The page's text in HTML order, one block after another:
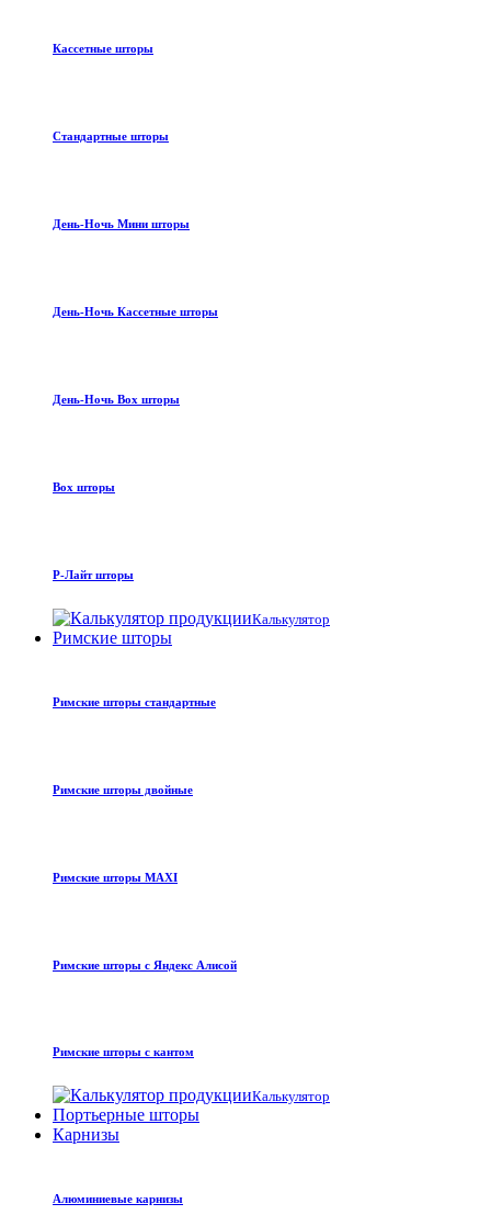
Кассетные шторы
Стандартные шторы
День-Ночь Мини шторы
День-Ночь Кассетные шторы
День-Ночь Box шторы
Box шторы
Р-Лайт шторы
Калькулятор
Римские шторы
Римские шторы стандартные
Римские шторы двойные
Римские шторы MAXI
Римские шторы с Яндекс Алисой
Римские шторы с кантом
Калькулятор
Портьерные шторы
Карнизы
Алюминиевые карнизы